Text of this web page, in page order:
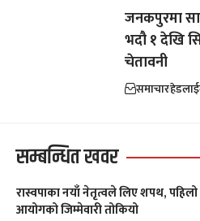
जनकपुरमा
भदौ १ देखि
चेतावनी
समाचार
सम्बन्धित खवर
रास्वपाका नयाँ नेतृत्वले लिए शपथ,
आयोगको जिम्मेवारी तोकियो